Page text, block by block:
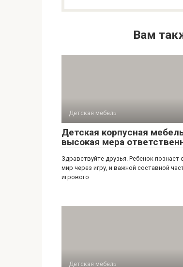
Вам
Детская мебель
Детская корпусная
высокая мера
Здравствуйте друзья. Ребенок
мир через игру, и важной составной
игрового
Детская мебель